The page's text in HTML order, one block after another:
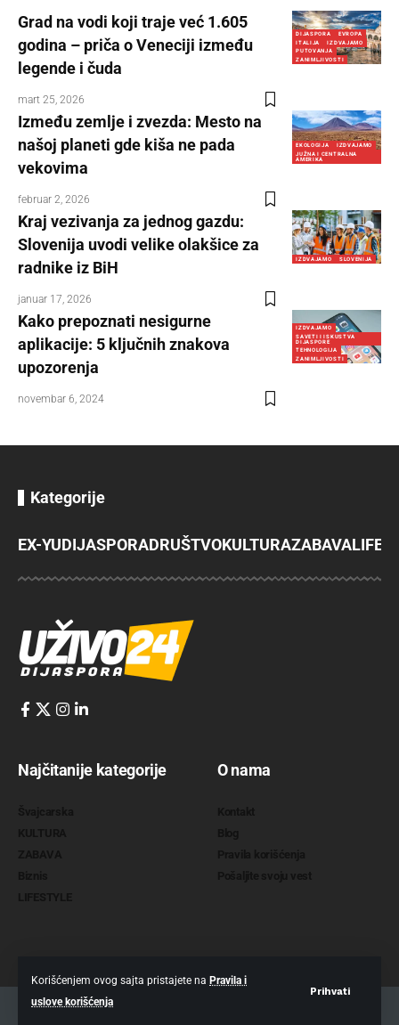
Korišćenjem ovog sajta pristajete na Pravila i
uslove korišćenja
Prihvati
DIJASPORA
EVROPA
ITALIJA
IZDVAJAMO
PUTOVANJA
ZANIMLJIVOSTI
Grad na vodi koji traje već 1.605
godina – priča o Veneciji između
legende i čuda
mart 25, 2026
EKOLOGIJA
IZDVAJAMO
JUŽNA I CENTRALNA
AMERIKA
Između zemlje i zvezda: Mesto na
našoj planeti gde kiša ne pada
vekovima
februar 2, 2026
IZDVAJAMO SLOVENIJA
Kraj vezivanja za jednog gazdu:
Slovenija uvodi velike olakšice za
radnike iz BiH
januar 17, 2026
IZDVAJAMO
SAVETI I ISKUSTVA
DIJASPORE
TEHNOLOGIJA
ZANIMLJIVOSTI
Kako prepoznati nesigurne
aplikacije: 5 ključnih znakova
upozorenja
novembar 6, 2024
Kategorije
EX-YUDIJASPORADRUŠTVOKULTURAZABAVA
Najčitanije kategorije O nama